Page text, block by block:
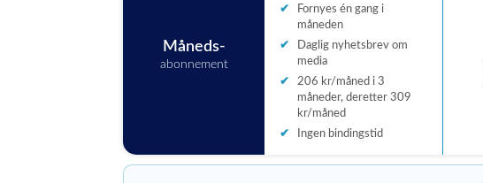
Måneds-
abonnement
Fornyes én gang i
måneden
Daglig nyhetsbrev om
media
206 kr/måned i 3
måneder, deretter 309
kr/måned
Ingen bindingstid